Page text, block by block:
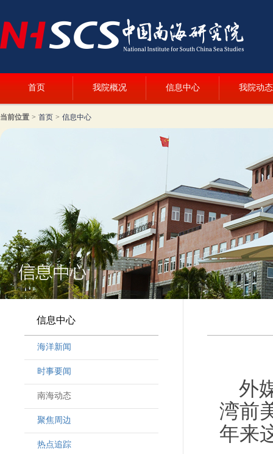
首页 我院概况 信息中心 我院动态
当前位置 > 首页 > 信息中心
信息中心
海洋新闻
时事要闻
南海动态
聚焦周边
热点追踪
外
湾前
年来